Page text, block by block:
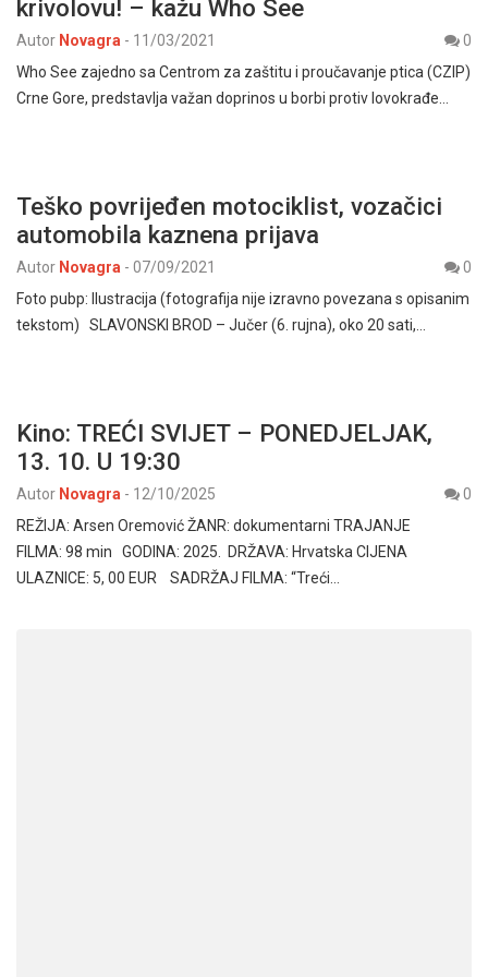
krivolovu! – kažu Who See
Autor Novagra - 11/03/2021
0
Who See zajedno sa Centrom za zaštitu i proučavanje ptica (CZIP)
Crne Gore, predstavlja važan doprinos u borbi protiv lovokrađe…
Teško povrijeđen motociklist, vozačici
automobila kaznena prijava
Autor Novagra - 07/09/2021
0
Foto pubp: Ilustracija (fotografija nije izravno povezana s opisanim
tekstom) SLAVONSKI BROD – Jučer (6. rujna), oko 20 sati,…
Kino: TREĆI SVIJET – PONEDJELJAK,
13. 10. U 19:30
Autor Novagra - 12/10/2025
0
REŽIJA: Arsen Oremović ŽANR: dokumentarni TRAJANJE
FILMA: 98 min GODINA: 2025. DRŽAVA: Hrvatska CIJENA
ULAZNICE: 5, 00 EUR SADRŽAJ FILMA: “Treći…